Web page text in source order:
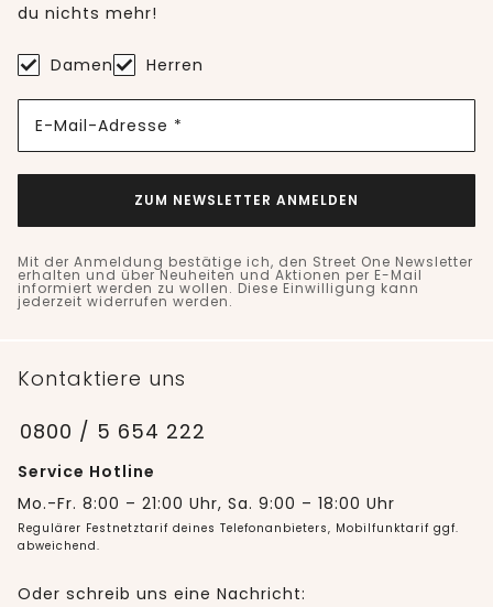
du nichts mehr!
Damen Herren
E-Mail-Adresse *
ZUM NEWSLETTER ANMELDEN
Mit der Anmeldung bestätige ich, den Street One Newsletter
erhalten und über Neuheiten und Aktionen per E-Mail
informiert werden zu wollen. Diese Einwilligung kann
jederzeit widerrufen werden.
Kontaktiere uns
0800 / 5 654 222
Service Hotline
Mo.-Fr. 8:00 – 21:00 Uhr, Sa. 9:00 – 18:00 Uhr
Regulärer Festnetztarif deines Telefonanbieters, Mobilfunktarif ggf.
abweichend.
Oder schreib uns eine Nachricht: